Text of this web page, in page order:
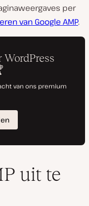
per
van Google AMP.
uit te